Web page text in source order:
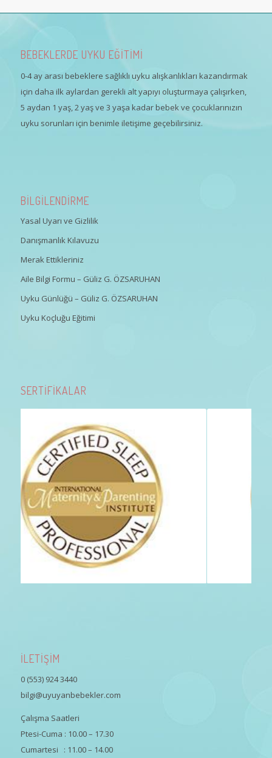
BEBEKLERDE UYKU EĞİTİMİ
0-4 ay arası bebeklere sağlıklı uyku alışkanlıkları kazandırmak
için daha ilk aylardan gerekli alt yapıyı oluşturmaya çalışırken,
5 aydan 1 yaş, 2 yaş ve 3 yaşa kadar bebek ve çocuklarınızın
uyku sorunları için benimle iletişime geçebilirsiniz.
BİLGİLENDİRME
Yasal Uyarı ve Gizlilik
Danışmanlık Kılavuzu
Merak Ettikleriniz
Aile Bilgi Formu – Güliz G. ÖZSARUHAN
Uyku Günlüğü – Güliz G. ÖZSARUHAN
Uyku Koçluğu Eğitimi
SERTİFİKALAR
İLETİŞİM
0 (553) 924 3440
bilgi@uyuyanbebekler.com
Çalışma Saatleri
Ptesi-Cuma : 10.00 – 17.30
Cumartesi : 11.00 – 14.00